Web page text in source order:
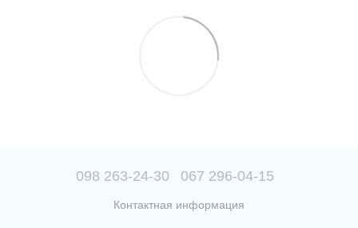
098 263-24-30 067 296-04-15
Контактная информация